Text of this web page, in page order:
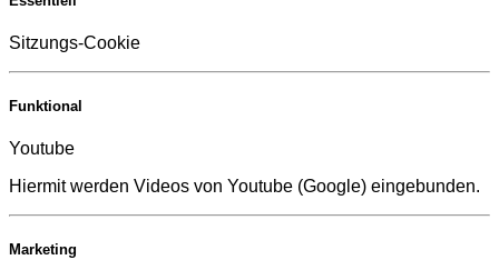
Sitzungs-Cookie
Funktional
Youtube
Hiermit werden Videos von Youtube (Google) eingebunden.
Marketing